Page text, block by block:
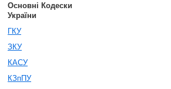
Основні Кодески
України
ГКУ
ЗКУ
КАСУ
КЗпПУ